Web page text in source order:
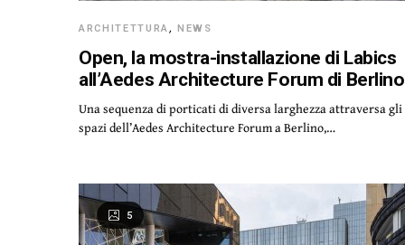
ARCHITETTURA,NEWS
Open, la mostra-installazione di Labics
all’Aedes Architecture Forum di Berlino
Una sequenza di porticati di diversa larghezza attraversa gli
spazi dell’Aedes Architecture Forum a Berlino,…
5